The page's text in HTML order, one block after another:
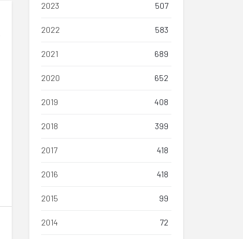
2023 507
2022 583
2021 689
2020 652
2019 408
2018 399
2017 418
2016 418
2015 99
2014 72